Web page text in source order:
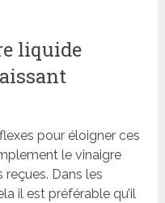
liquide
pour éloigner ces
le vinaigre
Dans les
il est préférable qu’il